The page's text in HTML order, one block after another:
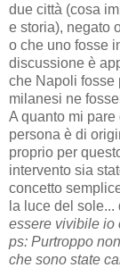
due città (cosa
e storia), negato
o che uno fosse
discussione è
che Napoli fosse
milanesi ne
A quanto mi
persona è di
proprio per
intervento sia
concetto
la luce del
essere vivibile io
ps: Purtroppo
che sono state